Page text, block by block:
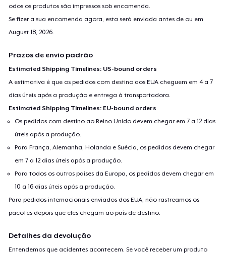
odos os produtos são impressos sob encomenda.
Se fizer a sua encomenda agora, esta será enviada antes de ou em
August 18, 2026
Prazos de envio padrão
Estimated Shipping Timelines: US-bound orders
A estimativa é que os pedidos com destino aos EUA cheguem em 4 a 7
dias úteis após a produção e entrega à transportadora.
Estimated Shipping Timelines: EU-bound orders
Os pedidos com destino ao Reino Unido devem chegar em 7 a 12 dias
úteis após a produção.
Para França, Alemanha, Holanda e Suécia, os pedidos devem chegar
em 7 a 12 dias úteis após a produção.
Para todos os outros países da Europa, os pedidos devem chegar em
10 a 16 dias úteis após a produção.
Para pedidos internacionais enviados dos EUA, não rastreamos os
pacotes depois que eles chegam ao país de destino.
Detalhes da devolução
Entendemos que acidentes acontecem. Se você receber um produto